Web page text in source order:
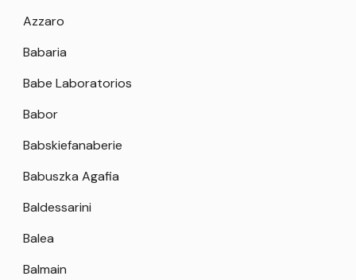
Azzaro
Babaria
Babe Laboratorios
Babor
Babskiefanaberie
Babuszka Agafia
Baldessarini
Balea
Balmain